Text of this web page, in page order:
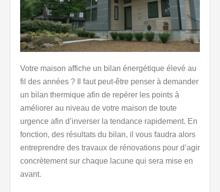
Votre maison affiche un bilan énergétique élevé au
fil des années ? Il faut peut-être penser à demander
un bilan thermique afin de repérer les points à
améliorer au niveau de votre maison de toute
urgence afin d’inverser la tendance rapidement. En
fonction, des résultats du bilan, il vous faudra alors
entreprendre des travaux de rénovations pour d’agir
concrètement sur chaque lacune qui sera mise en
avant.